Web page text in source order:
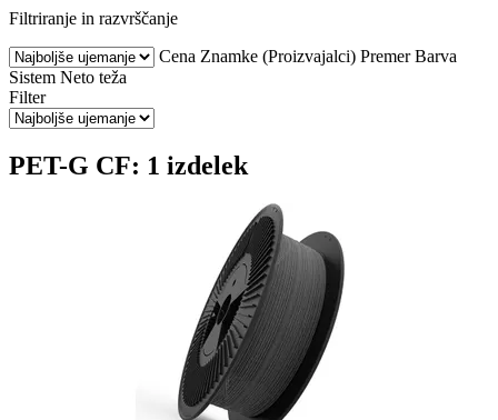
Filtriranje in razvrščanje
Cena Znamke (Proizvajalci) Premer Barva
Sistem Neto teža
Filter
PET-G CF: 1 izdelek